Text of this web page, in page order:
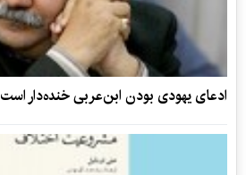
ادعای یهودی بودن ابن‌عربی خنده‌دار است